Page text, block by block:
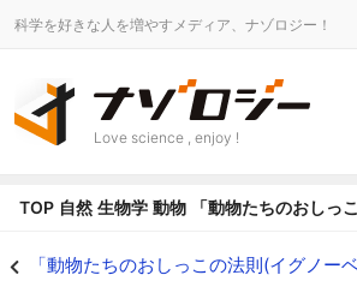
科学を好きな人を増やすメディア、ナゾロジー！
Love science , enjoy !
TOP 自然 生物学 動物 「動物たちのおし
「動物たちのおしっこの法則(イグノー